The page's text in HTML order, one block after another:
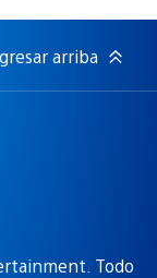
arriba
Todo